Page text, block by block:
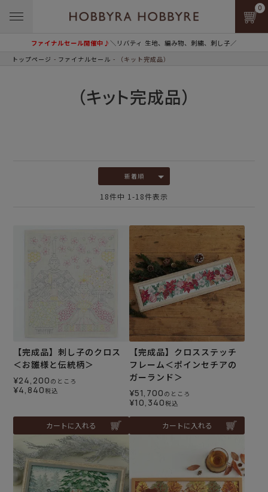
ファイナルセール開催中♪＼リバティ 生地、編み物、刺繍、刺し子／
0
トップページ ファイナルセール （キット完成品）
（キット完成品）
新着順
18件中 1 -18件表示
【完成品】刺し子のクロス
＜お雛様と伝統柄＞
¥24,200 のところ
¥4,840税込
カートに入れる
【完成品】クロスステッチ
フレーム＜ポインセチアの
ガーランド＞
¥51,700 のところ
¥10,340税込
カートに入れる